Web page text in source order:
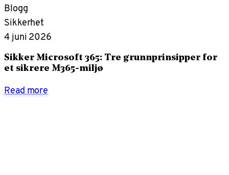
Blogg
Sikkerhet
4 juni 2026
Sikker Microsoft 365: Tre grunnprinsipper for
et sikrere M365-miljø
Read more